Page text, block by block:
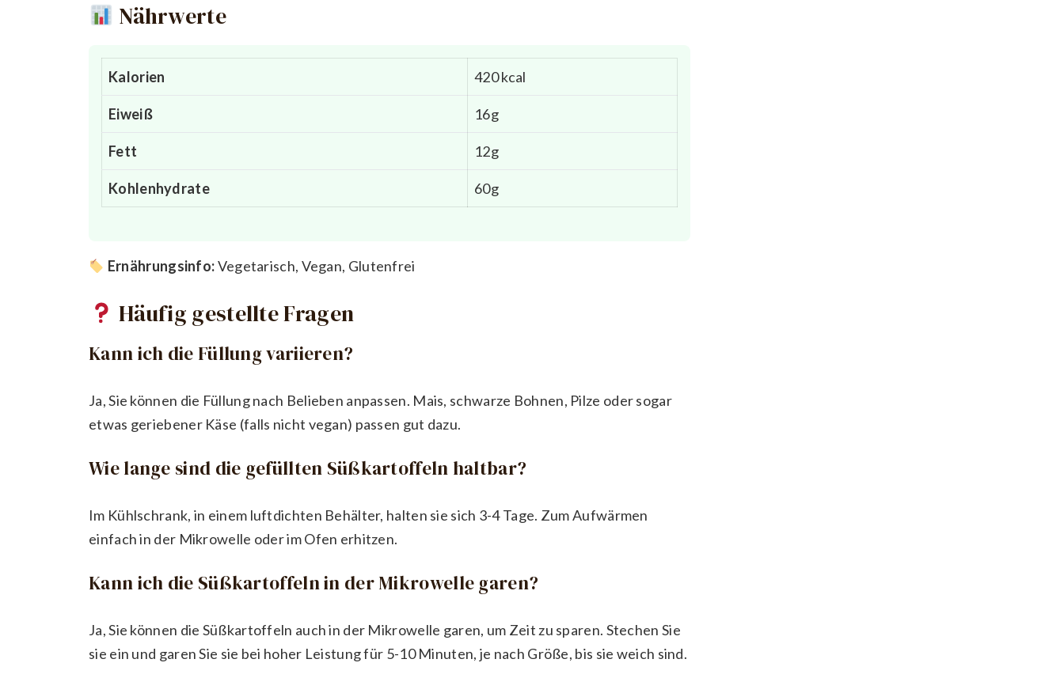
Nährwerte
Kalorien 420 kcal
Eiweiß 16g
Fett 12g
Kohlenhydrate 60g
Ernährungsinfo:Vegetarisch, Vegan, Glutenfrei
Häufig gestellte Fragen
Kann ich die Füllung variieren?
Ja, Sie können die Füllung nach Belieben anpassen. Mais, schwarze Bohnen, Pilze oder sogar
etwas geriebener Käse (falls nicht vegan) passen gut dazu.
Wie lange sind die gefüllten Süßkartoffeln haltbar?
Im Kühlschrank, in einem luftdichten Behälter, halten sie sich 3-4 Tage. Zum Aufwärmen
einfach in der Mikrowelle oder im Ofen erhitzen.
Kann ich die Süßkartoffeln in der Mikrowelle garen?
Ja, Sie können die Süßkartoffeln auch in der Mikrowelle garen, um Zeit zu sparen. Stechen Sie
sie ein und garen Sie sie bei hoher Leistung für 5-10 Minuten, je nach Größe, bis sie weich sind.